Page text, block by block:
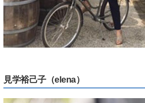
見学裕己子（elena）